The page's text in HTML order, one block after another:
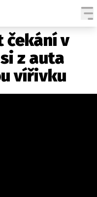
čekání v
z auta
vířivku